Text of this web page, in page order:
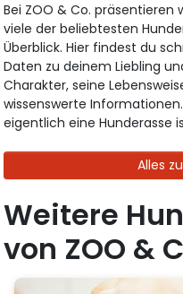
Bei ZOO & Co.
viele der beliebtesten
Überblick. Hier findest du
Daten zu deinem Liebling
Charakter, seine
wissenswerte
eigentlich eine Hunderasse
Alles
Weitere
von ZOO &